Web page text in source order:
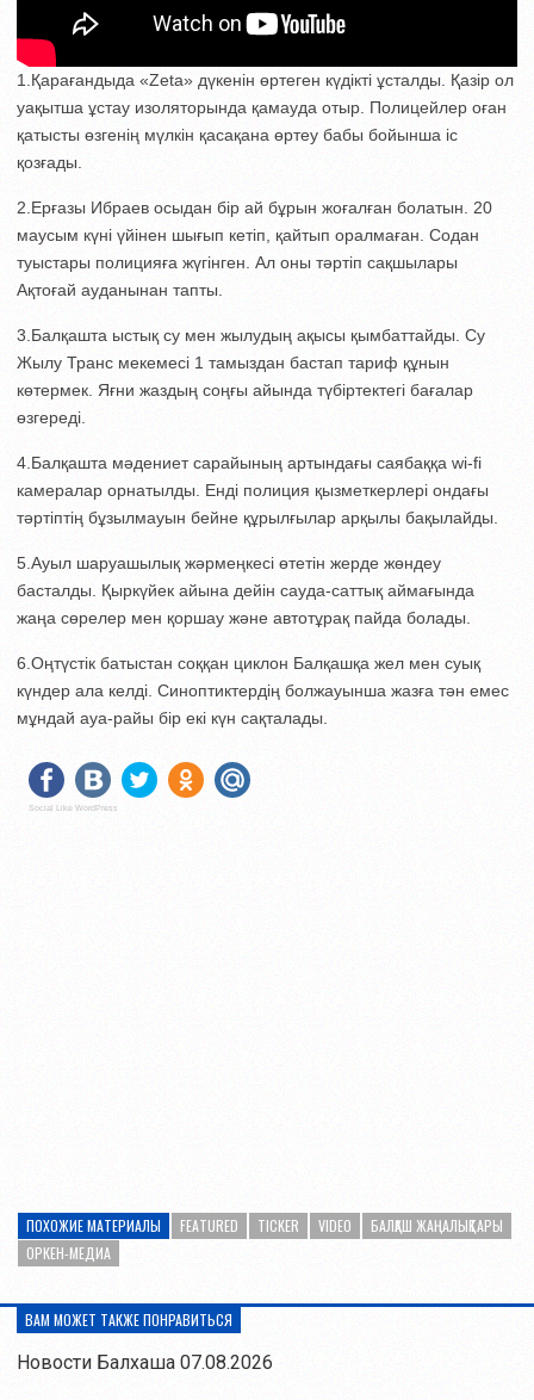
1.Қарағандыда «Zeta» дүкенін өртеген күдікті ұсталды. Қазір ол
уақытша ұстау изоляторында қамауда отыр. Полицейлер оған
қатысты өзгенің мүлкін қасақана өртеу бабы бойынша іс
қозғады.
2.Ерғазы Ибраев осыдан бір ай бұрын жоғалған болатын. 20
маусым күні үйінен шығып кетіп, қайтып оралмаған. Содан
туыстары полицияға жүгінген. Ал оны тәртіп сақшылары
Ақтоғай ауданынан тапты.
3.Балқашта ыстық су мен жылудың ақысы қымбаттайды. Су
Жылу Транс мекемесі 1 тамыздан бастап тариф құнын
көтермек. Яғни жаздың соңғы айында түбіртектегі бағалар
өзгереді.
4.Балқашта мәдениет сарайының артындағы саябаққа wi-fi
камералар орнатылды. Енді полиция қызметкерлері ондағы
тәртіптің бұзылмауын бейне құрылғылар арқылы бақылайды.
5.Ауыл шаруашылық жәрмеңкесі өтетін жерде жөндеу
басталды. Қыркүйек айына дейін сауда-саттық аймағында
жаңа сөрелер мен қоршау және автотұрақ пайда болады.
6.Оңтүстік батыстан соққан циклон Балқашқа жел мен суық
күндер ала келді. Синоптиктердің болжауынша жазға тән емес
мұндай ауа-райы бір екі күн сақталады.
Social Like WordPress
ПОХОЖИЕ МАТЕРИАЛЫ FEATURED TICKER VIDEO
БАЛҚАШ ЖАҢАЛЫҚТАРЫ
ОРКЕН-МЕДИА
ВАМ МОЖЕТ ТАКЖЕ ПОНРАВИТЬСЯ
Новости Балхаша 07.08.2026